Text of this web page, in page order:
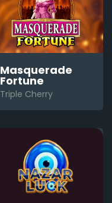
Masquerade
Fortune
Triple Cherry